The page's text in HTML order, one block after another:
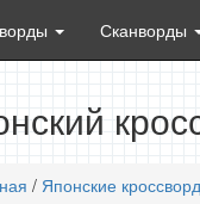
Сканворды
/ Японские